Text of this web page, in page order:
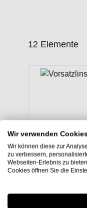
12 Elemente
Wir verwenden
Wir können diese zur
zu verbessern,
Webseiten-Erlebnis zu
Cookies öffnen Sie die